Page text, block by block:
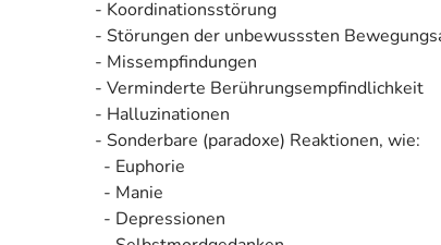
- Koordinationsstörung
- Störungen der unbewusssten
- Missempfindungen
- Verminderte Berührungsempfindlichkeit
- Halluzinationen
- Sonderbare (paradoxe) Reaktionen, wie:
- Euphorie
- Manie
- Depressionen